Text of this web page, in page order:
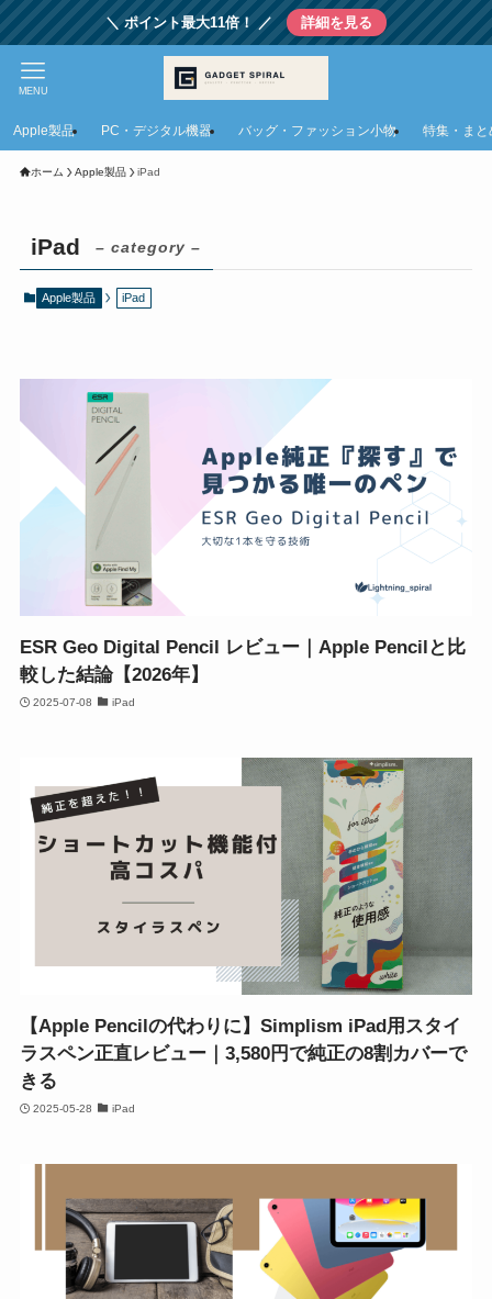
＼ ポイント最大11倍！ ／ 詳細を見る
MENU
Apple製品 PC・デジタル機器 バッグ・ファッション小物 特集・まと
ホーム Apple製品 iPad
iPad – category –
Apple製品 iPad
ESR Geo Digital Pencil レビュー｜Apple Pencilと比
較した結論【2026年】
2025-07-08 iPad
【Apple Pencilの代わりに】Simplism iPad用スタイ
ラスペン正直レビュー｜3,580円で純正の8割カバーで
きる
2025-05-28 iPad